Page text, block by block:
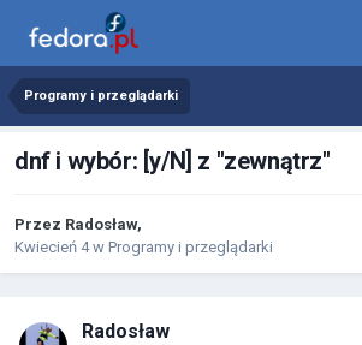
Programy i przeglądarki
dnf i wybór: [y/N] z "zewnątrz"
Przez Radosław,
Kwiecień 4w Programy i przeglądarki
Radosław